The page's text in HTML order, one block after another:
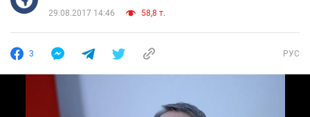
29.08.2017 14:46 58,8 т.
3 РУС